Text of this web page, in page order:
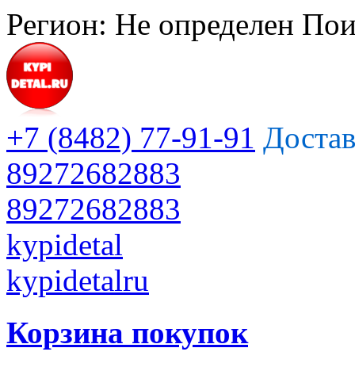
Регион: Не определен
+7 (8482) 77-91-91
89272682883
89272682883
kypidetal
kypidetalru
Корзина покупок